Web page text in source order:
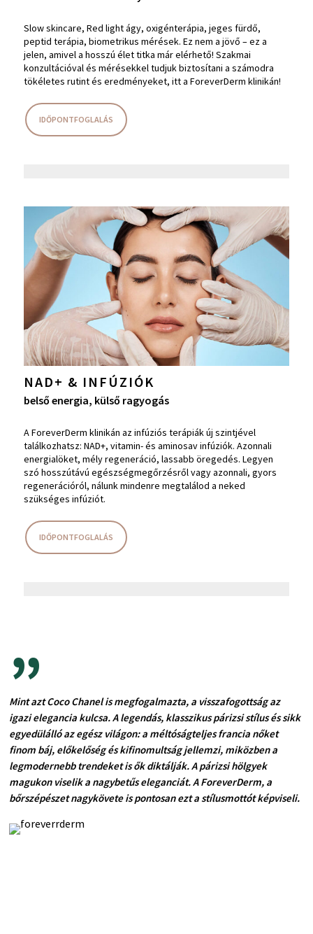
Slow skincare, Red light ágy, oxigénterápia, jeges fürdő,
peptid terápia, biometrikus mérések. Ez nem a jövő – ez a
jelen, amivel a hosszú élet titka már elérhető! Szakmai
konzultációval és mérésekkel tudjuk biztosítani a számodra
tökéletes rutint és eredményeket, itt a ForeverDerm klinikán!
IDŐPONTFOGLALÁS
NAD+ & INFÚZIÓK
belső energia, külső ragyogás
A ForeverDerm klinikán az infúziós terápiák új szintjével
találkozhatsz: NAD+, vitamin- és aminosav infúziók. Azonnali
energialöket, mély regeneráció, lassabb öregedés. Legyen
szó hosszútávú egészségmegőrzésről vagy azonnali, gyors
regenerációról, nálunk mindenre megtalálod a neked
szükséges infúziót.
IDŐPONTFOGLALÁS
”
Mint azt Coco Chanel is megfogalmazta, a visszafogottság az
igazi elegancia kulcsa. A legendás, klasszikus párizsi stílus és sikk
egyedülálló az egész világon: a méltóságteljes francia nőket
finom báj, előkelőség és kifinomultság jellemzi, miközben a
legmodernebb trendeket is ők diktálják. A párizsi hölgyek
magukon viselik a nagybetűs eleganciát. A ForeverDerm, a
bőrszépészet nagykövete is pontosan ezt a stílusmottót képviseli.